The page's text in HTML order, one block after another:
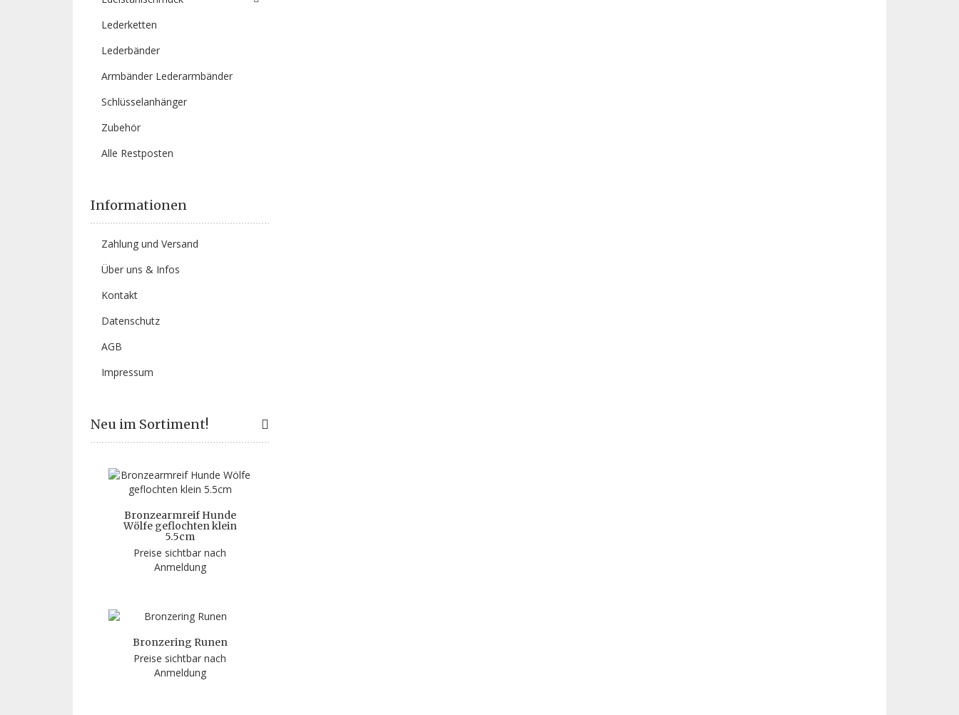
Lederketten
Lederbänder
Armbänder Lederarmbänder
Schlüsselanhänger
Zubehör
Alle Restposten
Informationen
Zahlung und Versand
Über uns & Infos
Kontakt
Datenschutz
AGB
Impressum
Neu im Sortiment!
Bronzearmreif Hunde
Wölfe geflochten klein
5.5cm
Preise sichtbar nach
Anmeldung
Bronzering Runen
Preise sichtbar nach
Anmeldung